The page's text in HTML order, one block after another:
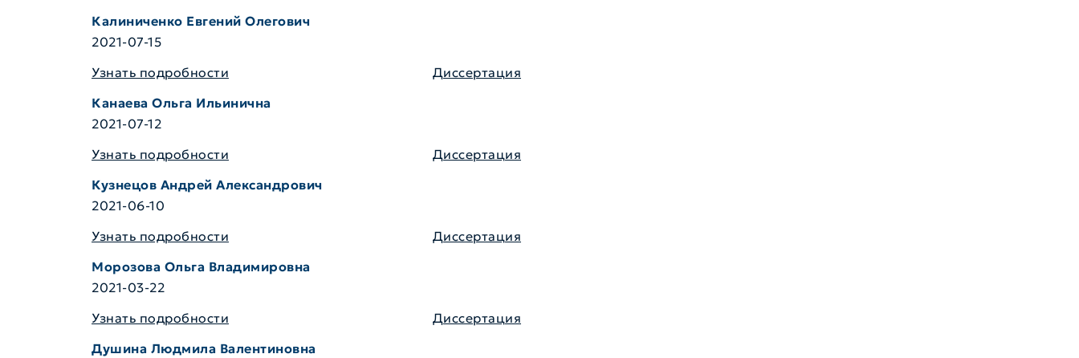
Калиниченко Евгений Олегович
2021-07-15
Узнать подробности
Диссертация
Канаева Ольга Ильинична
2021-07-12
Узнать подробности
Диссертация
Кузнецов Андрей Александрович
2021-06-10
Узнать подробности
Диссертация
Морозова Ольга Владимировна
2021-03-22
Узнать подробности
Диссертация
Душина Людмила Валентиновна